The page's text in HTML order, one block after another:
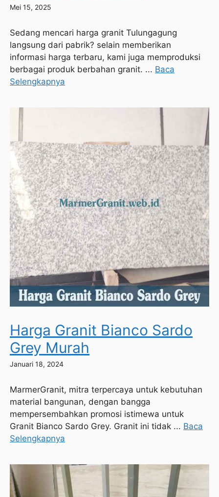
Mei 15, 2025
Sedang mencari harga granit Tulungagung
langsung dari pabrik? selain memberikan
informasi harga terbaru, kami juga memproduksi
berbagai produk berbahan granit. ... Baca
Selengkapnya
Harga Granit Bianco Sardo
Grey Murah
Januari 18, 2024
MarmerGranit, mitra terpercaya untuk kebutuhan
material bangunan, dengan bangga
mempersembahkan promosi istimewa untuk
Granit Bianco Sardo Grey. Granit ini tidak ... Baca
Selengkapnya